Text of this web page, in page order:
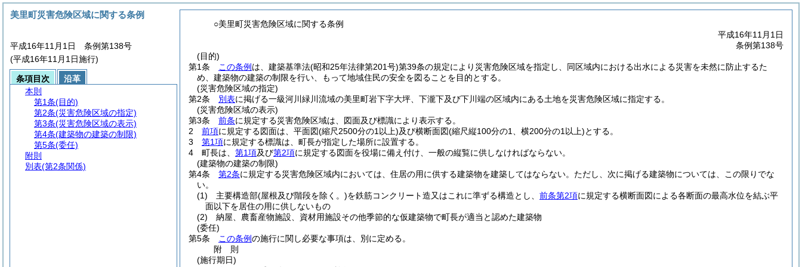
○美里町災害危険区域に関する条例
平成16年11月1日
条例第138号
(目的)
第1条
この条例 は、建築基準法(昭和25年法律第201号)第39条の規定により災害危険区域を指定し、同区域内における出水による災害を未然に防止するた
め、建築物の建築の制限を行い、もって地域住民の安全を図ることを目的とする。
(災害危険区域の指定)
第2条
別表に掲げる一級河川緑川流域の美里町岩下字大坪、下瀧下及び下川端の区域内にある土地を災害危険区域に指定する。
(災害危険区域の表示)
第3条
前条に規定する災害危険区域は、図面及び標識により表示する。
2
前項に規定する図面は、平面図(縮尺2500分の1以上)及び横断面図(縮尺縦100分の1、横200分の1以上)とする。
3
第1項に規定する標識は、町長が指定した場所に設置する。
4
町長は、 第1項及び第2項に規定する図面を役場に備え付け、一般の縦覧に供しなければならない。
(建築物の建築の制限)
第4条
第2条に規定する災害危険区域内においては、住居の用に供する建築物を建築してはならない。 ただし、次に掲げる建築物については、この限りでな
い。
(1)
主要構造部(屋根及び階段を除く。)を鉄筋コンクリート造又はこれに準ずる構造とし、 前条第2項に規定する横断面図による各断面の最高水位を結ぶ平
面以下を居住の用に供しないもの
(2)
納屋、農畜産物施設、資材用施設その他季節的な仮建築物で町長が適当と認めた建築物
(委任)
第5条
この条例の施行に関し必要な事項は、別に定める。
附 則
(施行期日)
美里町災害危険区域に関する条例
平成16年11月1日 条例第138号
(平成16年11月1日施行)
条項目次
沿革
本則
第1条(目的)
第2条(災害危険区域の指定)
第3条(災害危険区域の表示)
第4条(建築物の建築の制限)
第5条(委任)
附則
別表(第2条関係)